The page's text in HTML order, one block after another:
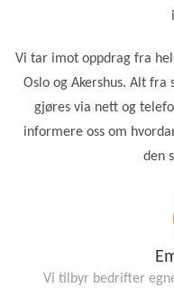
Vi tar imot oppdrag fra
Oslo og Akershus. Alt
gjøres via nett og
informere oss om
den
Vi tilbyr bedrifter